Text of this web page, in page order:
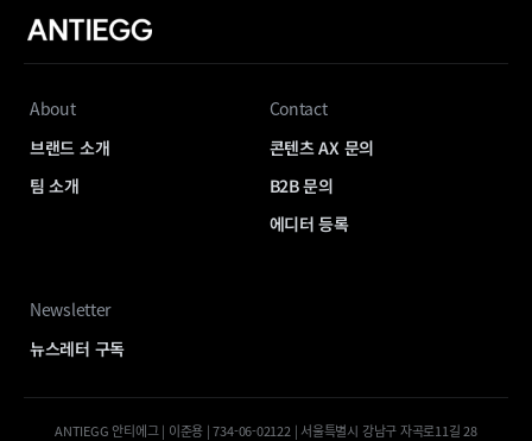
About
브랜드 소개
팀 소개
Contact
콘텐츠 AX 문의
B2B 문의
에디터 등록
Newsletter
뉴스레터 구독
ANTIEGG 안티에그 | 이준용 | 734-06-02122 | 서울특별시 강남구 자곡로11길 28